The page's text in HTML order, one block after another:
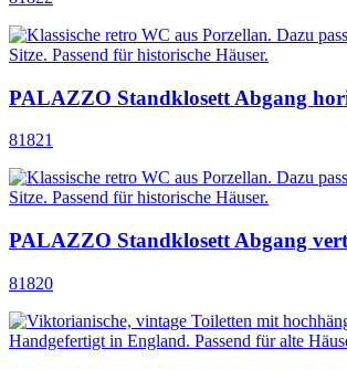
PALAZZO Standklosett Abgang
81821
PALAZZO Standklosett Abgang
81820